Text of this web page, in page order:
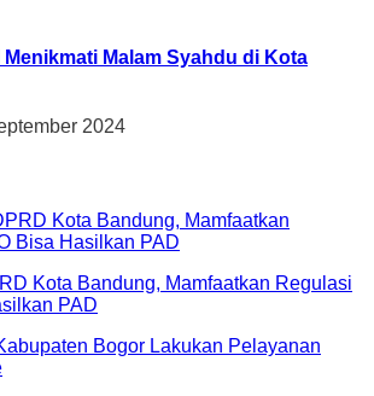
Malam Syahdu di Kota
2024
Kota Bandung, Mamfaatkan Regulasi
PAD